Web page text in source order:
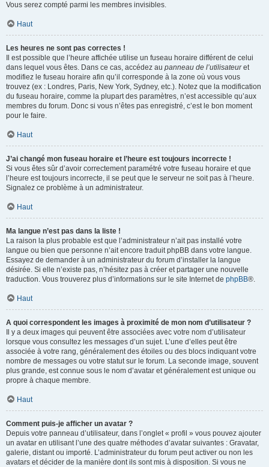
Vous serez compté parmi les membres invisibles.
Haut
Les heures ne sont pas correctes !
Il est possible que l’heure affichée utilise un fuseau horaire différent de celui
dans lequel vous êtes. Dans ce cas, accédez au panneau de l’utilisateuret
modifiez le fuseau horaire afin qu’il corresponde à la zone où vous vous
trouvez (ex : Londres, Paris, New York, Sydney, etc.). Notez que la modification
du fuseau horaire, comme la plupart des paramètres, n’est accessible qu’aux
membres du forum. Donc si vous n’êtes pas enregistré, c’est le bon moment
pour le faire.
Haut
J’ai changé mon fuseau horaire et l’heure est toujours incorrecte !
Si vous êtes sûr d’avoir correctement paramétré votre fuseau horaire et que
l’heure est toujours incorrecte, il se peut que le serveur ne soit pas à l’heure.
Signalez ce problème à un administrateur.
Haut
Ma langue n’est pas dans la liste !
La raison la plus probable est que l’administrateur n’ait pas installé votre
langue ou bien que personne n’ait encore traduit phpBB dans votre langue.
Essayez de demander à un administrateur du forum d’installer la langue
désirée. Si elle n’existe pas, n’hésitez pas à créer et partager une nouvelle
traduction. Vous trouverez plus d’informations sur le site Internet de phpBB®.
Haut
A quoi correspondent les images à proximité de mon nom d’utilisateur ?
Il y a deux images qui peuvent être associées avec votre nom d’utilisateur
lorsque vous consultez les messages d’un sujet. L’une d’elles peut être
associée à votre rang, généralement des étoiles ou des blocs indiquant votre
nombre de messages ou votre statut sur le forum. La seconde image, souvent
plus grande, est connue sous le nom d’avatar et généralement est unique ou
propre à chaque membre.
Haut
Comment puis-je afficher un avatar ?
Depuis votre panneau d’utilisateur, dans l’onglet « profil » vous pouvez ajouter
un avatar en utilisant l’une des quatre méthodes d’avatar suivantes : Gravatar,
galerie, distant ou importé. L’administrateur du forum peut activer ou non les
avatars et décider de la manière dont ils sont mis à disposition. Si vous ne